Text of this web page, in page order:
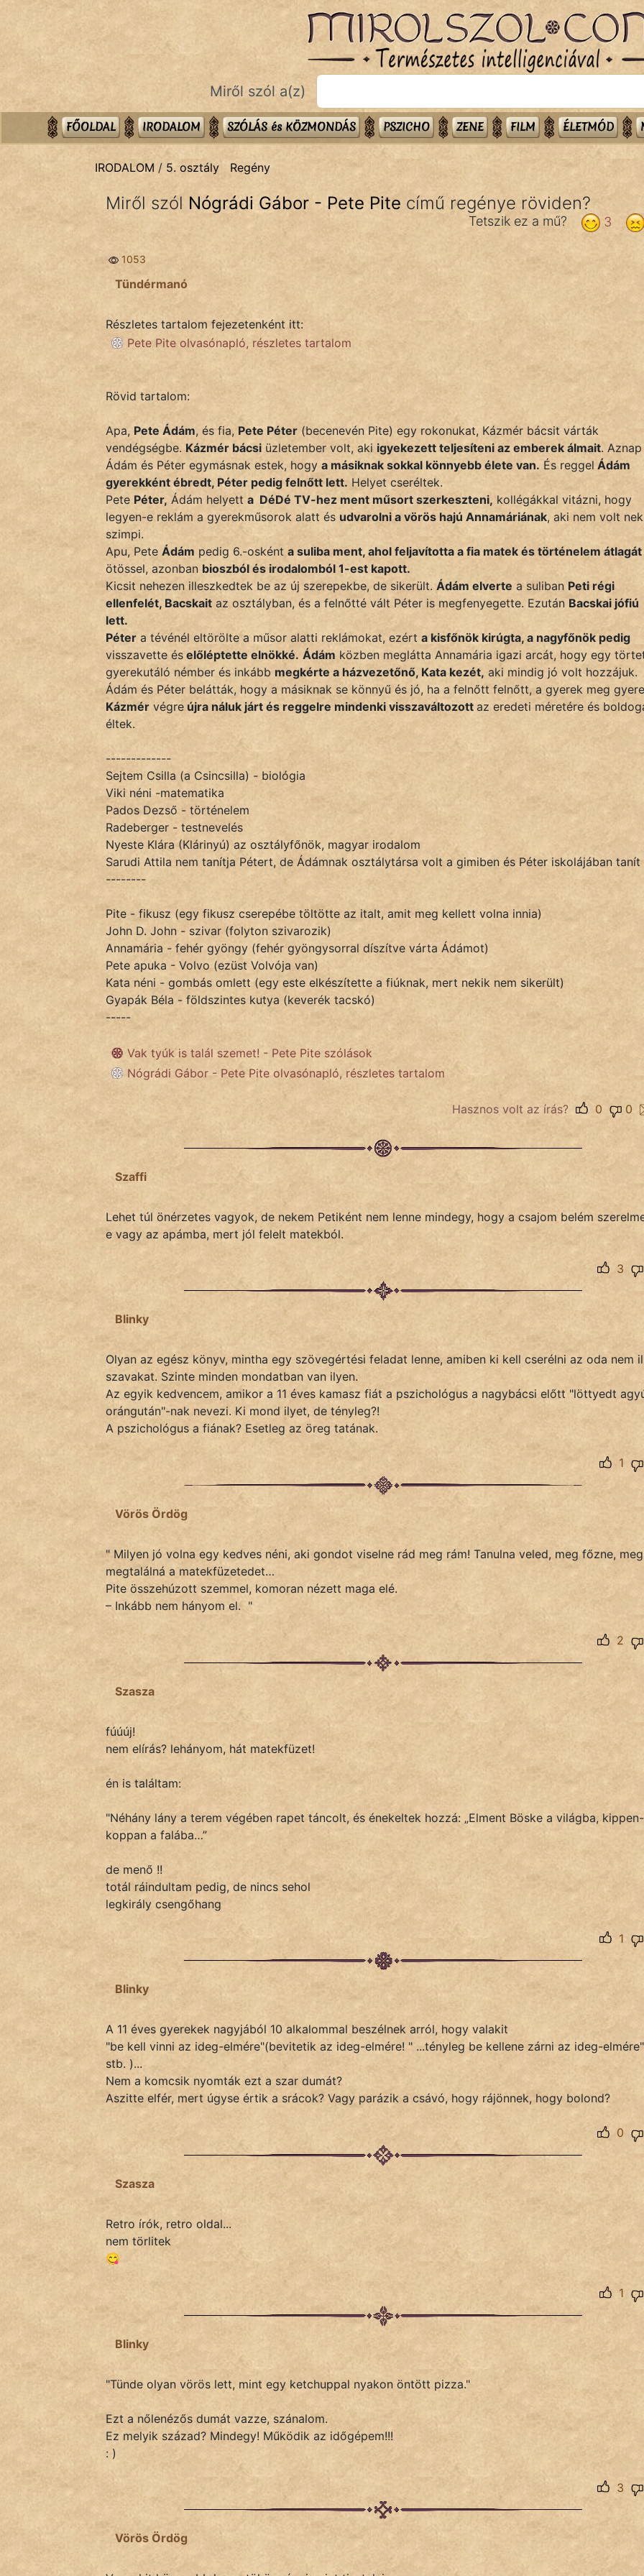
Dráma
Eposz
Kötelező
Monda
Regény
Vers
KÖZMONDÁS
TÖRTÉNELEM
NapHold
szegény legény
Miről szól a(z)
FŐOLDAL IRODALOM SZÓLÁS és KÖZMONDÁS PSZICHO ZENE FILM ÉLETMÓD
IRODALOM / 5. osztály Regény
Miről szól Nógrádi Gábor - Pete Pite című regénye röviden?
3
Tetszik ez a mű?
1053
Tündérmanó
Részletes tartalom fejezetenként itt:
Pete Pite olvasónapló, részletes tartalom
Rövid tartalom:
Apa, Pete Ádám, és fia, Pete Péter (becenevén Pite) egy rokonukat, Kázmér bácsit várták
vendégségbe. Kázmér bácsi üzletember volt, aki igyekezett teljesíteni az emberek álmait. Aznap
Ádám és Péter egymásnak estek, hogy a másiknak sokkal könnyebb élete van. És reggel Ádám
gyerekként ébredt, Péter pedig felnőtt lett. Helyet cseréltek.
Pete Péter, Ádám helyett a DéDé TV-hez ment műsort szerkeszteni, kollégákkal vitázni, hogy
legyen-e reklám a gyerekműsorok alatt és udvarolni a vörös hajú Annamáriának, aki nem volt
szimpi.
Apu, Pete Ádám pedig 6.-osként a suliba ment, ahol feljavította a fia matek és történelem átlagát
ötössel, azonban bioszból és irodalomból 1-est kapott.
Kicsit nehezen illeszkedtek be az új szerepekbe, de sikerült. Ádám elverte a suliban Peti régi
ellenfelét, Bacskait az osztályban, és a felnőtté vált Péter is megfenyegette. Ezután Bacskai jófiú
lett.
Péter a tévénél eltörölte a műsor alatti reklámokat, ezért a kisfőnök kirúgta, a nagyfőnök pedig
visszavette és előléptette elnökké. Ádám közben meglátta Annamária igazi arcát, hogy egy
gyerekutáló némber és inkább megkérte a házvezetőnő, Kata kezét, aki mindig jó volt hozzájuk.
Ádám és Péter belátták, hogy a másiknak se könnyű és jó, ha a felnőtt felnőtt, a gyerek meg
Kázmér végre újra náluk járt és reggelre mindenki visszaváltozott az eredeti méretére és
éltek.
-------------
Sejtem Csilla (a Csincsilla) - biológia
Viki néni -matematika
Pados Dezső - történelem
Radeberger - testnevelés
Nyeste Klára (Klárinyú) az osztályfőnök, magyar irodalom
Sarudi Attila nem tanítja Pétert, de Ádámnak osztálytársa volt a gimiben és Péter iskolájában tanít
--------
Pite - fikusz (egy fikusz cserepébe töltötte az italt, amit meg kellett volna innia)
John D. John - szivar (folyton szivarozik)
Annamária - fehér gyöngy (fehér gyöngysorral díszítve várta Ádámot)
Pete apuka - Volvo (ezüst Volvója van)
Kata néni - gombás omlett (egy este elkészítette a fiúknak, mert nekik nem sikerült)
Gyapák Béla - földszintes kutya (keverék tacskó)
-----
Vak tyúk is talál szemet! - Pete Pite szólások
Nógrádi Gábor - Pete Pite olvasónapló, részletes tartalom
Hasznos volt az írás? 0
0
Szaffi
Lehet túl önérzetes vagyok, de nekem Petiként nem lenne mindegy, hogy a csajom belém
e vagy az apámba, mert jól felelt matekból.
3
Blinky
Olyan az egész könyv, mintha egy szövegértési feladat lenne, amiben ki kell cserélni az oda nem
szavakat. Szinte minden mondatban van ilyen.
Az egyik kedvencem, amikor a 11 éves kamasz fiát a pszichológus a nagybácsi előtt "löttyedt
orángután"-nak nevezi. Ki mond ilyet, de tényleg?!
A pszichológus a fiának? Esetleg az öreg tatának.
1
Vörös Ördög
" Milyen jó volna egy kedves néni, aki gondot viselne rád meg rám! Tanulna veled, meg főzne, meg
megtalálná a matekfüzetedet…
Pite összehúzott szemmel, komoran nézett maga elé.
– Inkább nem hányom el. "
2
Szasza
fúúúj!
nem elírás? lehányom, hát matekfüzet!
én is találtam:
"Néhány lány a terem végében rapet táncolt, és énekeltek hozzá: „Elment Böske a világba, kippen-
koppan a falába…”
de menő !!
totál ráindultam pedig, de nincs sehol
legkirály csengőhang
1
Blinky
A 11 éves gyerekek nagyjából 10 alkalommal beszélnek arról, hogy valakit
"be kell vinni az ideg-elmére"(bevitetik az ideg-elmére! " ...tényleg be kellene zárni az ideg-
stb. )...
Nem a komcsik nyomták ezt a szar dumát?
Aszitte elfér, mert úgyse értik a srácok? Vagy parázik a csávó, hogy rájönnek, hogy bolond?
0
Szasza
Retro írók, retro oldal...
nem törlitek
😋
1
Blinky
"Tünde olyan vörös lett, mint egy ketchuppal nyakon öntött pizza."
Ezt a nőlenézős dumát vazze, szánalom.
Ez melyik század? Mindegy! Működik az időgépem!!!
: )
3
Vörös Ördög